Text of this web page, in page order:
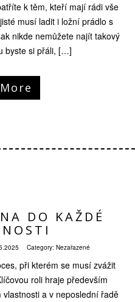
k těm, kteří mají rádi vše
musí ladit i ložní prádlo s
nikde nemůžete najít takový
byste si přáli, […]
DO KAŽDÉ
Category: Nezařazené
při kterém se musí zvážit
roli hraje především
a v neposlední řadě